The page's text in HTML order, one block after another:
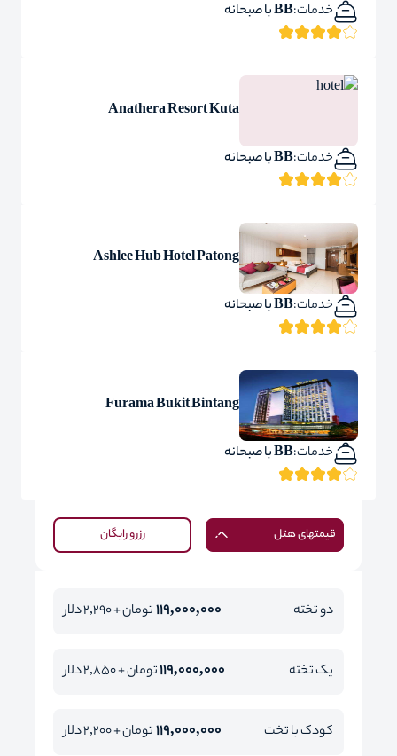
خدمات:BB با صبحانه
Anathera Resort Kuta
خدمات:BB با صبحانه
Ashlee Hub Hotel Patong
خدمات:BB با صبحانه
Furama Bukit Bintang
خدمات:BB با صبحانه
رزرو رایگان قیمتهای هتل
دو تخته 119,000,000تومان + 2,290 دلار
یک تخته 119,000,000تومان + 2,850 دلار
کودک با تخت 119,000,000تومان + 2,200 دلار